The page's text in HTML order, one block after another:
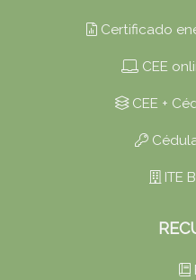
Certificado
CEE
CEE +
ITE